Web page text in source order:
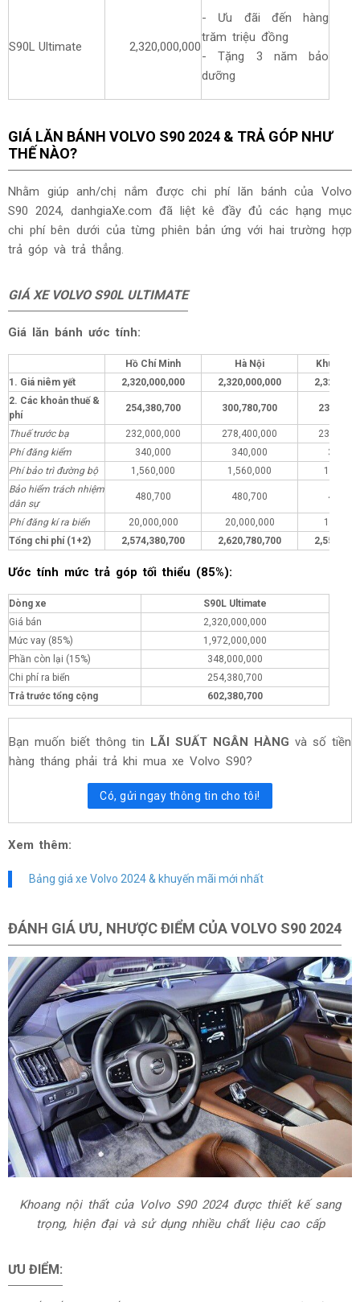
S90L Ultimate 2,320,000,000
- Ưu đãi đến hàng
trăm triệu đồng
- Tặng 3 năm bảo
dưỡng
GIÁ LĂN BÁNH VOLVO S90 2024 & TRẢ GÓP NHƯ
THẾ NÀO?
Nhằm giúp anh/chị nắm được chi phí lăn bánh của Volvo
S90 2024, danhgiaXe.com đã liệt kê đầy đủ các hạng mục
chi phí bên dưới của từng phiên bản ứng với hai trường hợp
trả góp và trả thẳng.
GIÁ XE VOLVO S90L ULTIMATE
Giá lăn bánh ước tính:
Hồ Chí Minh Hà Nội
Khu vực
1. Giá niêm yết
2,320,000,000 2,320,000,000
2. Các khoản thuế &
phí
254,380,700 300,780,700
Thuế trước bạ 232,000,000 278,400,000
Phí đăng kiểm
340,000 340,000
Phí bảo trì đường bộ
1,560,000 1,560,000
Bảo hiểm trách nhiệm
dân sự
480,700 480,700
Phí đăng kí ra biển 20,000,000 20,000,000
Tổng chi phí (1+2)
2,574,380,700 2,620,780,700
Ước tính mức trả góp tối thiểu (85%):
Dòng xe
S90L Ultimate
Giá bán
2,320,000,000
Mức vay (85%)
1,972,000,000
Phần còn lại (15%)
348,000,000
Chi phí ra biển
254,380,700
Trả trước tổng cộng
602,380,700
Bạn muốn biết thông tin LÃI SUẤT NGÂN HÀNG và số tiền
hàng tháng phải trả khi mua xe Volvo S90?
Có, gửi ngay thông tin cho tôi!
Xem thêm:
Bảng giá xe Volvo 2024 & khuyến mãi mới nhất
ĐÁNH GIÁ ƯU, NHƯỢC ĐIỂM CỦA VOLVO S90 2024
Khoang nội thất của Volvo S90 2024 được thiết kế sang
trọng, hiện đại và sử dụng nhiều chất liệu cao cấp
ƯU ĐIỂM: